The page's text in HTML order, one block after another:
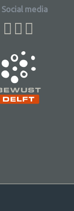
Social media